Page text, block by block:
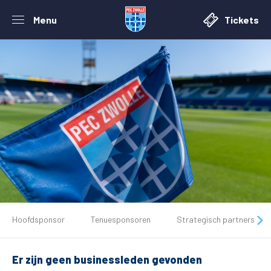
Menu Tickets
Tickets
Matchdays
Hoofdsponsor Tenuesponsoren Strategisch partners
Er zijn geen businessleden gevonden